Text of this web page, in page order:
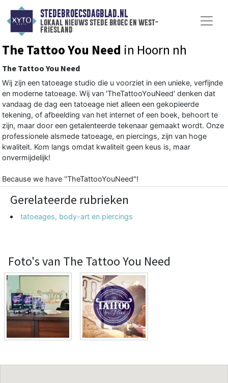
STEDEBROECSDAGBLAD.NL
lokaal nieuws stede broec en west-
friesland
The Tattoo You Need in Hoorn nh
The Tattoo You Need
Wij zijn een tatoeage studio die u voorziet in een unieke, verfijnde
en moderne tatoeage. Wij van 'TheTattooYouNeed' denken dat
vandaag de dag een tatoeage niet alleen een gekopieerde
tekening, of afbeelding van het internet of een boek, behoort te
zijn, maar door een getalenteerde tekenaar gemaakt wordt. Onze
professionele alsmede tatoeage, en piercings, zijn van hoge
kwaliteit. Kom langs omdat kwaliteit geen keus is, maar
onvermijdelijk!
Because we have ''TheTattooYouNeed"!
Gerelateerde rubrieken
tatoeages, body-art en piercings
Foto's van The Tattoo You Need